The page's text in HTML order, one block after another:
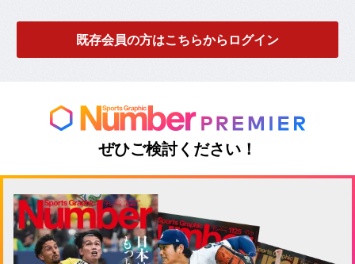
既存会員の方はこちらからログイン
ぜひご検討ください！